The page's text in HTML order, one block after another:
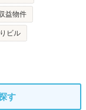
益物件
ビル
す